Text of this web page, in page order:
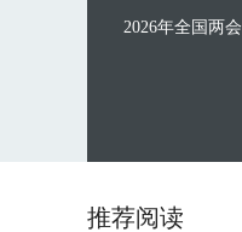
2026年全国两会
推荐阅读